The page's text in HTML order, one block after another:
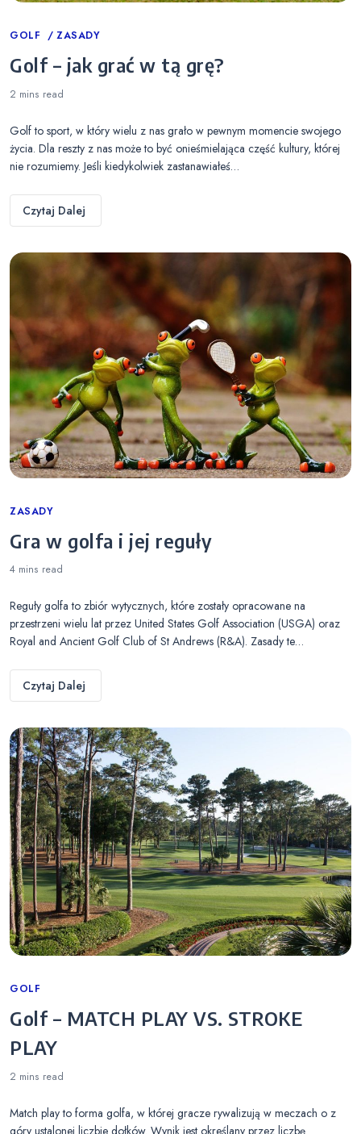
Categories
GOLF ZASADY
Golf – jak grać w tą grę?
2 mins read
Golf to sport, w który wielu z nas grało w pewnym momencie swojego
życia. Dla reszty z nas może to być onieśmielająca część kultury, której
nie rozumiemy. Jeśli kiedykolwiek zastanawiałeś…
Czytaj Dalej
Categories
ZASADY
Gra w golfa i jej reguły
4 mins read
Reguły golfa to zbiór wytycznych, które zostały opracowane na
przestrzeni wielu lat przez United States Golf Association (USGA) oraz
Royal and Ancient Golf Club of St Andrews (R&A). Zasady te…
Czytaj Dalej
Categories
GOLF
Golf – MATCH PLAY VS. STROKE
PLAY
2 mins read
Match play to forma golfa, w której gracze rywalizują w meczach o z
góry ustalonej liczbie dołków. Wynik jest określany przez liczbę